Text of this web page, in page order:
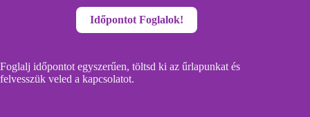
Időpontot Foglalok!
Foglalj időpontot egyszerűen, töltsd ki az űrlapunkat és
felvesszük veled a kapcsolatot.